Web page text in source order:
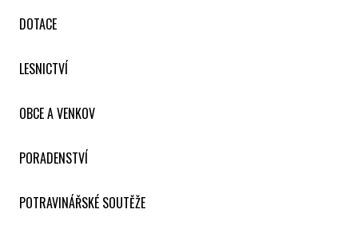
DOTACE
LESNICTVÍ
OBCE A VENKOV
PORADENSTVÍ
POTRAVINÁŘSKÉ SOUTĚŽE